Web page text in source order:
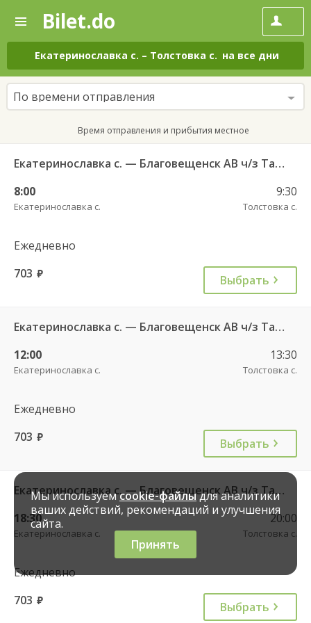
—
Поиск
и
покупка
билетов
на
автобус
онлайн
Bilet.do
Екатеринославка с. – Толстовка с. на все дни
По времени отправления
Время отправления и прибытия местное
Екатеринославка с. — Благовещенск АВ ч/з Тамбовка 511
8:00
Екатеринославка с.
9:30
Толстовка с.
Ежедневно
703 руб. Выбрать
Екатеринославка с. — Благовещенск АВ ч/з Тамбовка 511
12:00
Екатеринославка с.
13:30
Толстовка с.
Ежедневно
703 руб. Выбрать
Екатеринославка с. — Благовещенск АВ ч/з Тамбовка 511
18:30
Екатеринославка с.
20:00
Толстовка с.
Ежедневно
703 руб. Выбрать
Мы используемcookie-файлыдля аналитики
ваших действий, рекомендаций и улучшения
сайта.
Принять